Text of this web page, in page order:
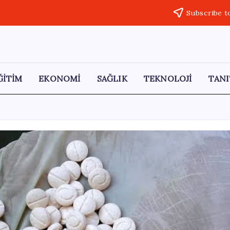
Subscribe
EKONOMİ SAĞLIK TEKNOLOJİ